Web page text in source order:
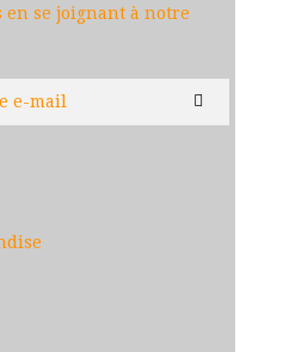
se joignant à notre